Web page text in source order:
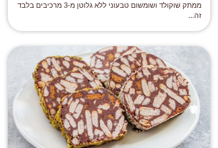
ממתק שוקולד ושומשום טבעוני ללא גלוטן מ-3 מרכיבים בלבד
זה...